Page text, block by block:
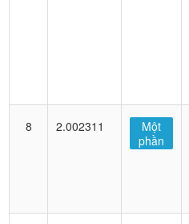
8 2.002311
Một
phần